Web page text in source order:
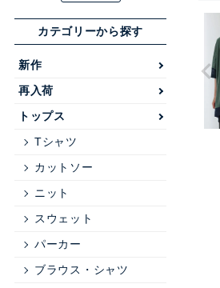
カテゴリーから探す
新作
再入荷
トップス
Tシャツ
カットソー
ニット
スウェット
パーカー
ブラウス・シャツ